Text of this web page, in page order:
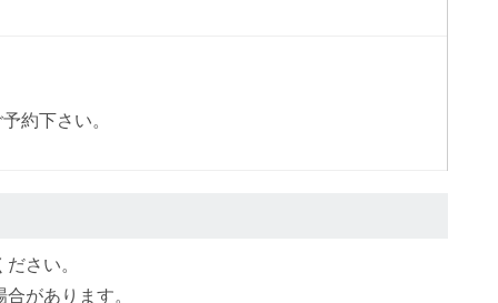
約下さい。
さい。
があります。